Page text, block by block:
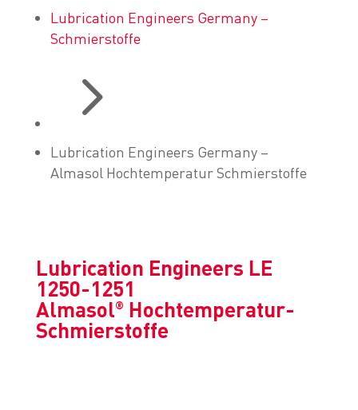
Lubrication Engineers Germany –
Schmierstoffe
5
Lubrication Engineers Germany –
Almasol Hochtemperatur Schmierstoffe
Lubrication Engineers LE
1250-1251
Almasol® Hochtemperatur-
Schmierstoffe